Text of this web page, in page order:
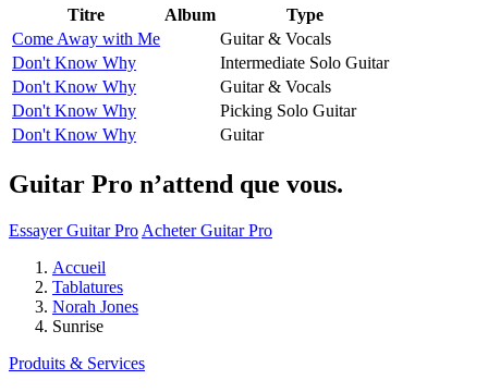
Titre Album
Type
Come Away with Me
Guitar & Vocals
Don't Know Why
Intermediate Solo Guitar
Don't Know Why
Guitar & Vocals
Don't Know Why
Picking Solo Guitar
Don't Know Why
Guitar
Guitar Pro n’attend que vous.
Essayer Guitar Pro Acheter Guitar Pro
Accueil
Tablatures
Norah Jones
Sunrise
Produits & Services